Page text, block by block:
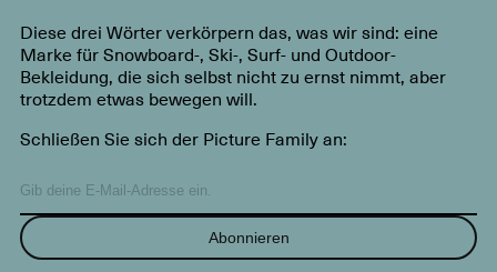
Diese drei Wörter verkörpern das, was wir sind: eine
Marke für Snowboard-, Ski-, Surf- und Outdoor-
Bekleidung, die sich selbst nicht zu ernst nimmt, aber
trotzdem etwas bewegen will.
Schließen Sie sich der Picture Family an:
Abonnieren